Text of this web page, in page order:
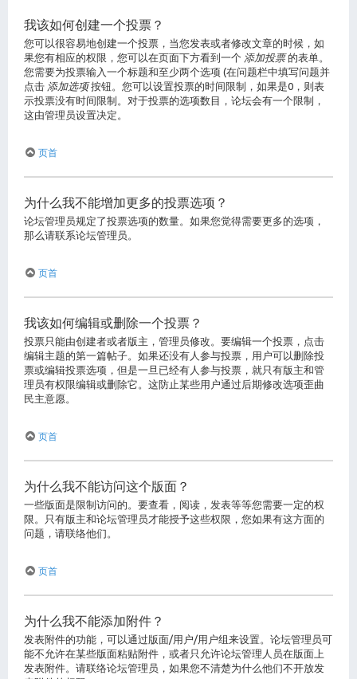
我该如何创建一个投票？
您可以很容易地创建一个投票，当您发表或者修改文章的时候，如
果您有相应的权限，您可以在页面下方看到一个 添加投票的表单。
您需要为投票输入一个标题和至少两个选项 (在问题栏中填写问题并
点击 添加选项按钮。您可以设置投票的时间限制，如果是0，则表
示投票没有时间限制。对于投票的选项数目，论坛会有一个限制，
这由管理员设置决定。
页首
为什么我不能增加更多的投票选项？
论坛管理员规定了投票选项的数量。如果您觉得需要更多的选项，
那么请联系论坛管理员。
页首
我该如何编辑或删除一个投票？
投票只能由创建者或者版主，管理员修改。要编辑一个投票，点击
编辑主题的第一篇帖子。如果还没有人参与投票，用户可以删除投
票或编辑投票选项，但是一旦已经有人参与投票，就只有版主和管
理员有权限编辑或删除它。这防止某些用户通过后期修改选项歪曲
民主意愿。
页首
为什么我不能访问这个版面？
一些版面是限制访问的。要查看，阅读，发表等等您需要一定的权
限。只有版主和论坛管理员才能授予这些权限，您如果有这方面的
问题，请联络他们。
页首
为什么我不能添加附件？
发表附件的功能，可以通过版面/用户/用户组来设置。论坛管理员可
能不允许在某些版面粘贴附件，或者只允许论坛管理人员在版面上
发表附件。请联络论坛管理员，如果您不清楚为什么他们不开放发